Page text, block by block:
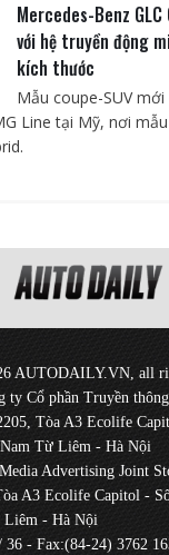
Mercedes-Benz
với hệ truyền động
kích thước
Mẫu coupe-SUV
Line tại Mỹ, nơi
AUTODAILY.VN, all
ty Cổ phần Truyền
Tòa A3 Ecolife
Từ Liêm - Hà Nội
Advertising Joint
A3 Ecolife Capitol -
Liêm - Hà Nội
- Fax:(84-24) 3762